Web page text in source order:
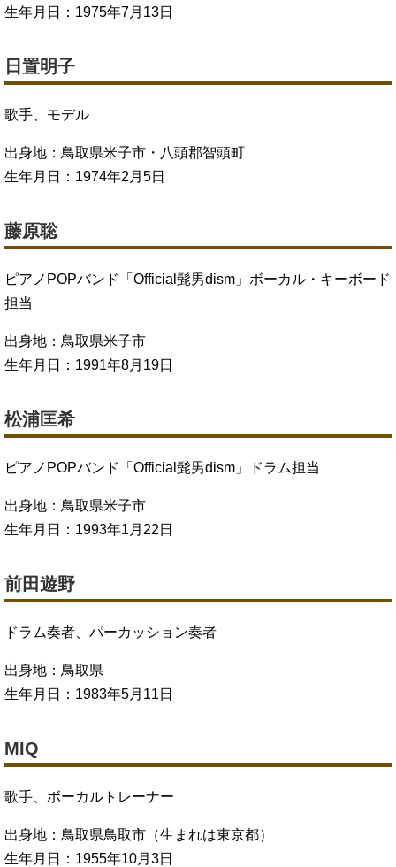
生年月日：1975年7月13日
日置明子
歌手、モデル
出身地：鳥取県米子市・八頭郡智頭町
生年月日：1974年2月5日
藤原聡
ピアノPOPバンド「Official髭男dism」ボーカル・キーボード
担当
出身地：鳥取県米子市
生年月日：1991年8月19日
松浦匡希
ピアノPOPバンド「Official髭男dism」ドラム担当
出身地：鳥取県米子市
生年月日：1993年1月22日
前田遊野
ドラム奏者、パーカッション奏者
出身地：鳥取県
生年月日：1983年5月11日
MIQ
歌手、ボーカルトレーナー
出身地：鳥取県鳥取市（生まれは東京都）
生年月日：1955年10月3日